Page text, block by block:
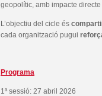
geopolític, amb impacte
L’objectiu del cicle és
cada organització pugui
Programa
1ª sessió: 27 abril 2026